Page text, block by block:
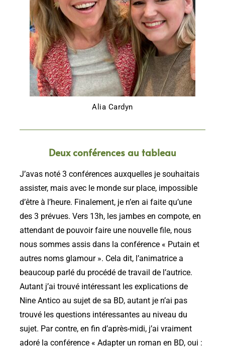
Alia Cardyn
Deux conférences au tableau
J’avas noté 3 conférences auxquelles je souhaitais
assister, mais avec le monde sur place, impossible
d’être à l’heure. Finalement, je n’en ai faite qu’une
des 3 prévues. Vers 13h, les jambes en compote, en
attendant de pouvoir faire une nouvelle file, nous
nous sommes assis dans la conférence « Putain et
autres noms glamour ». Cela dit, l’animatrice a
beaucoup parlé du procédé de travail de l’autrice.
Autant j’ai trouvé intéressant les explications de
Nine Antico au sujet de sa BD, autant je n’ai pas
trouvé les questions intéressantes au niveau du
sujet. Par contre, en fin d’après-midi, j’ai vraiment
adoré la conférence « Adapter un roman en BD, oui :